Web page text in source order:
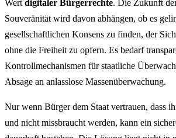
Wert digitaler Bürgerrechte. Die Zukunft
Souveränität wird davon abhängen, ob es
gesellschaftlichen Konsens zu finden, der
ohne die Freiheit zu opfern. Es bedarf
Kontrollmechanismen für staatliche
Absage an anlasslose Massenüberwachung.
Nur wenn Bürger dem Staat vertrauen, dass
und nicht missbraucht werden, kann ein